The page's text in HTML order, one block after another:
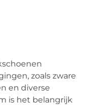
zoals zware
en diverse
is het belangrijk